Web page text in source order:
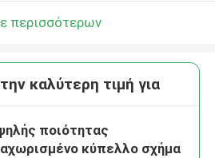
περισσότερων
καλύτερη τιμή για
ποιότητας
κύπελλο σχήμα